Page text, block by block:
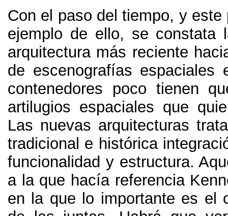
Con el paso del tiempo, y este
ejemplo de ello, se constata
arquitectura más reciente
de escenografías espaciales
contenedores poco tienen
artilugios espaciales que
Las nuevas arquitecturas
tradicional e histórica
funcionalidad y estructura.
a la que hacía referencia
en la que lo importante es el